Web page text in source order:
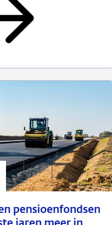
pensioenfondsen